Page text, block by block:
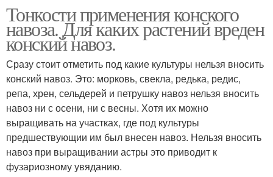
Тонкости применения конского
навоза. Для каких растений вреден
конский навоз.
Сразу стоит отметить под какие культуры нельзя вносить
конский навоз. Это: морковь, свекла, редька, редис,
репа, хрен, сельдерей и петрушку навоз нельзя вносить
навоз ни с осени, ни с весны. Хотя их можно
выращивать на участках, где под культуры
предшествующии им был внесен навоз. Нельзя вносить
навоз при выращивании астры это приводит к
фузариозному увяданию.